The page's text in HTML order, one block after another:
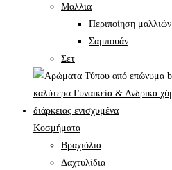
Mαλλιά
Περιποίηση μαλλιών
Σαμπουάν
Σετ
Κοσμήματα
Βραχιόλια
Δαχτυλίδια